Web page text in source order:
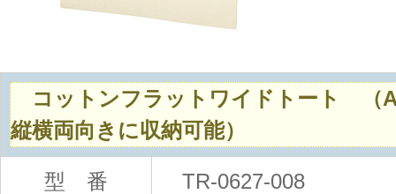
コットンフラットワイドトート （
縦横両向きに収納可能）
型 番 TR-0627-008